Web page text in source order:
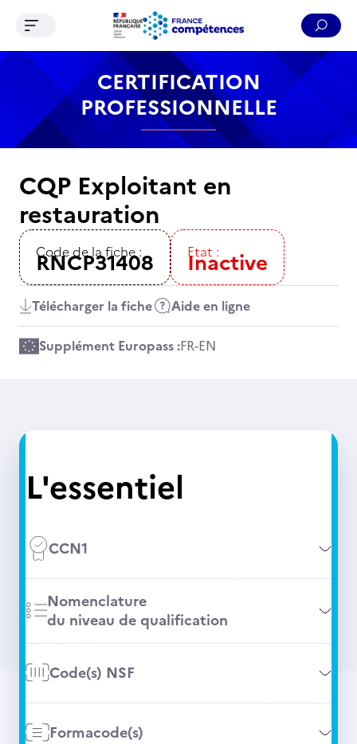
Contenu Recherche Menu Pied de page
Ouvrir le menu de navigation
CERTIFICATION
PROFESSIONNELLE
CQP Exploitant en
restauration
Code de la fiche :
RNCP31408 Etat :
Inactive
Télécharger la fiche Aide en ligne
Supplément Europass :FR-EN
L'essentiel
CCN1
Nomenclature
du niveau de qualification
Code(s) NSF
Formacode(s)